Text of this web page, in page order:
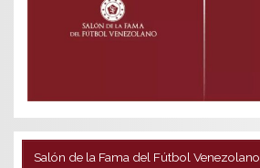
Salón de la Fama del Fútbol Venezolano